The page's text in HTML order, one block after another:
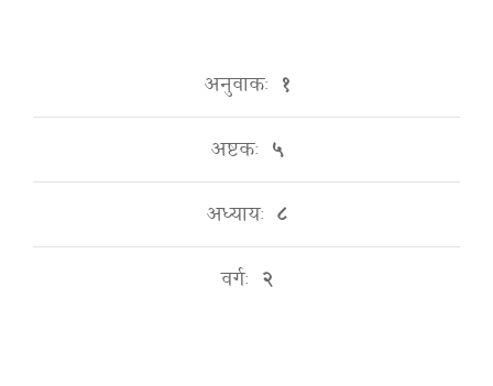
अनुवाकः १
अष्टकः ५
अध्यायः ८
वर्गः २